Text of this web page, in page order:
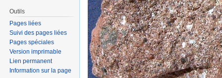
Outils
Pages liées
Suivi des pages liées
Pages spéciales
Version imprimable
Lien permanent
Information sur la page